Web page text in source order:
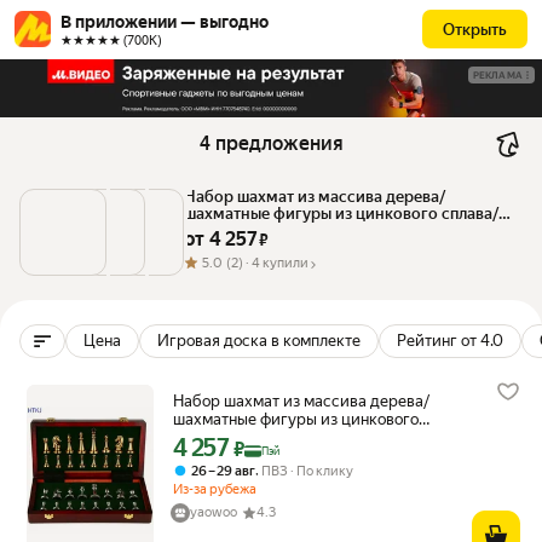
В приложении — выгодно
★★★★★ (700К)
Открыть
РЕКЛАМА
4 предложения
Набор шахмат из массива дерева/
шахматные фигуры из цинкового сплава/
мужской подарок
от 4 257 ₽
5.0 (2) · 4 купили
Цена Игровая доска в комплекте Рейтинг от 4.0
Набор шахмат из массива дерева/
шахматные фигуры из цинкового
сплава/мужской подарок
Цена с картой Яндекс Пэй 4257 ₽ вместо
4 257₽ Пэй
26 – 29 авг, ПВЗ
По клику
Из-за рубежа
yaowoo
4.3